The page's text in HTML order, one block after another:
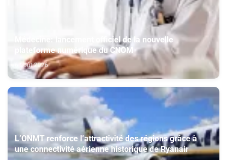
Médecine: lancement officiel de la nouvelle
plateforme numérique du CNOM
6 août 2026
L’ONMT renforce l’attractivité des régions grâce à
une connectivité aérienne historique de Ryanair